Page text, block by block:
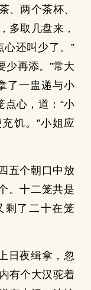
、两个茶杯、
多取几盘来，
心还叫少了。”
少再添。”常大
了一盅递与小
点心，道：“小
饥。”小姐应
五个朝口中放
。十二笼共是
剩了二十在笼
日夜缉拿，忽
有个大汉驼着